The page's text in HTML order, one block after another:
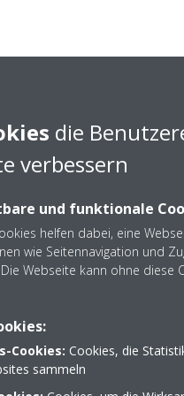
sicher
ihren Inhalt, die Identität der
und für die
über Tatsachen oder
möglicherweise auch
oder wir eine offizielle
auch an die
eine Meldung eingereicht
sie werden mit der
der eingegangenen
Vertreter. Der
die
verbessern
und funktionale
helfen dabei, eine
wie Seitennavigation und
Webseite kann ohne diese
Cookies: Cookies, die
sammeln